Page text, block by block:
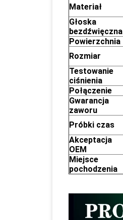
Materiał
Głoska
bezdźwięczna
Powierzchnia
Rozmiar
Testowanie
ciśnienia
Połączenie
Gwarancja
zaworu
Próbki czas
Akceptacja
OEM
Miejsce
pochodzenia